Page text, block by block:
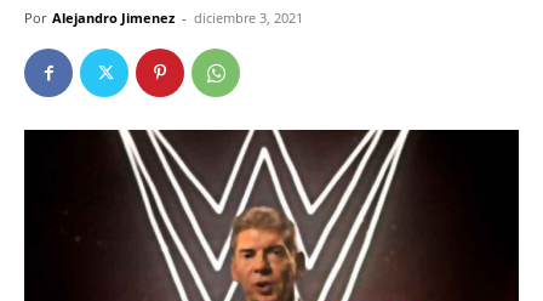
Por Alejandro Jimenez - diciembre 3, 2021